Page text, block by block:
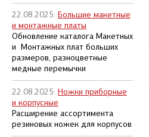
22.08.2025: Большие макетные
и монтажные платы
Обновление каталога Макетных
и Монтажных плат больших
размеров, разноцветные
медные перемычки
22.08.2025: Ножки приборные
и корпусные
Расширение ассортимента
резиновых ножек для корпусов
Q-11347 - шт
3,5стерео\3C[Au]\каб/d3,5мм\мет
хвост[короткий]
Цена от:194.4 руб.